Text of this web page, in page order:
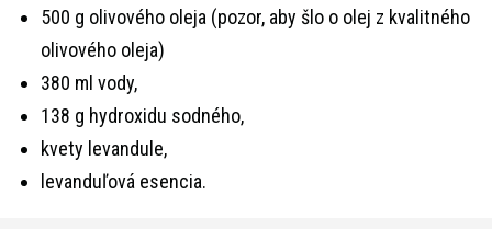
500 g olivového oleja (pozor, aby šlo o olej z kvalitného
olivového oleja)
380 ml vody,
138 g hydroxidu sodného,
kvety levandule,
levanduľová esencia.